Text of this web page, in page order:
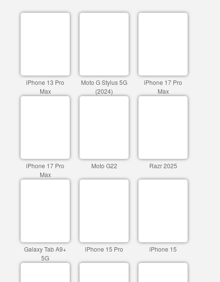
iPhone 13 Pro
Max
Moto G Stylus 5G
(2024)
iPhone 17 Pro
Max
iPhone 17 Pro
Max
Moto G22 Razr 2025
Galaxy Tab A9+
5G
iPhone 15 Pro iPhone 15